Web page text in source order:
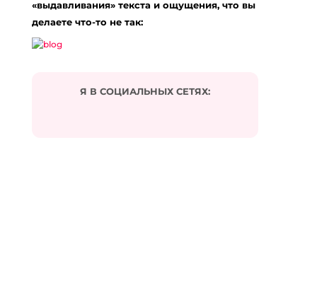
«выдавливания» текста и ощущения, что вы
делаете что-то не так:
Я В СОЦИАЛЬНЫХ СЕТЯХ: